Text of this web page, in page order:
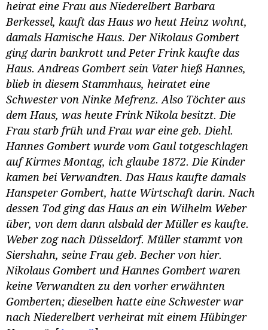
heirat eine Frau aus Niederelbert Barbara
Berkessel, kauft das Haus wo heut Heinz wohnt,
damals Hamische Haus. Der Nikolaus Gombert
ging darin bankrott und Peter Frink kaufte das
Haus. Andreas Gombert sein Vater hieß Hannes,
blieb in diesem Stammhaus, heiratet eine
Schwester von Ninke Mefrenz. Also Töchter aus
dem Haus, was heute Frink Nikola besitzt. Die
Frau starb früh und Frau war eine geb. Diehl.
Hannes Gombert wurde vom Gaul totgeschlagen
auf Kirmes Montag, ich glaube 1872. Die Kinder
kamen bei Verwandten. Das Haus kaufte damals
Hanspeter Gombert, hatte Wirtschaft darin. Nach
dessen Tod ging das Haus an ein Wilhelm Weber
über, von dem dann alsbald der Müller es kaufte.
Weber zog nach Düsseldorf. Müller stammt von
Siershahn, seine Frau geb. Becher von hier.
Nikolaus Gombert und Hannes Gombert waren
keine Verwandten zu den vorher erwähnten
Gomberten; dieselben hatte eine Schwester war
nach Niederelbert verheirat mit einem Hübinger